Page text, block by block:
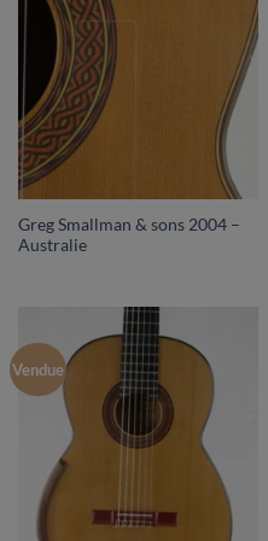
Greg Smallman & sons 2004 –
Australie
Vendue